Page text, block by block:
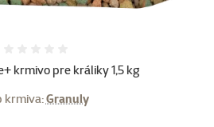
krmivo pre králiky 1,5 kg
krmiva:Granuly